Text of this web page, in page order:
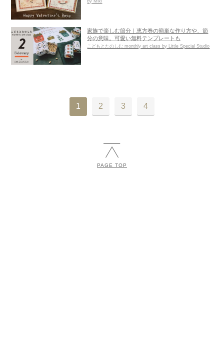
家族で楽しむ節分｜恵方巻の簡単な作り方や、節
分の意味。可愛い無料テンプレートも
こどもとたのしむ monthly art class by Little Special Studio
1 2 3 4
PAGE TOP